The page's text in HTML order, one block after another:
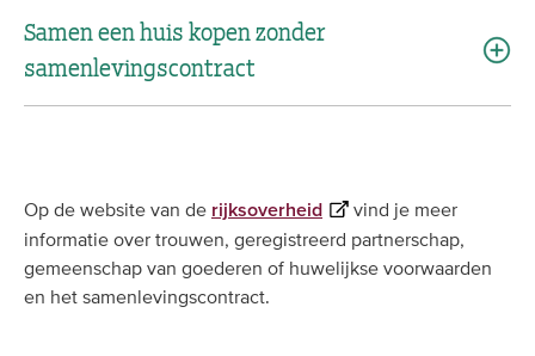
Samen een huis kopen zonder
samenlevingscontract
Op de website van de rijksoverheid
vind je meer
informatie over trouwen, geregistreerd partnerschap,
gemeenschap van goederen of huwelijkse voorwaarden
en het samenlevingscontract.